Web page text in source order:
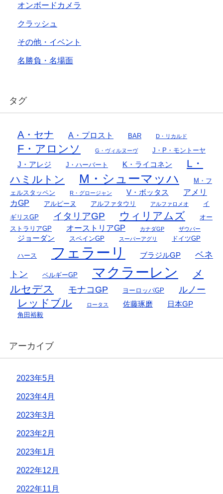
オンボードカメラ
クラッシュ
その他・イベント
名勝負・名場面
タグ
A・セナ A・プロスト BAR D・リカルド
F・アロンソ G・ヴィルヌーヴ J・P・モントーヤ
J・アレジ J・ハーバート K・ライコネン
L・
ハミルトン
M・シューマッハ
M・フ
ェルスタッペン
R・グロージャン V・ボッタス
アメリ
カGP
アルピーヌ アルファタウリ アルファロメオ
イ
ギリスGP
イタリアGP ウィリアムズ
オー
ストラリアGP
オーストリアGP カナダGP ザウバー
ジョーダン スペインGP スーパーアグリ ドイツGP
ハース フェラーリ ブラジルGP
ベネ
トン
ベルギーGP マクラーレン
メ
ルセデス
モナコGP ヨーロッパGP ルノー
レッドブル ロータス 佐藤琢磨 日本GP
角田裕毅
アーカイブ
2023年5月
2023年4月
2023年3月
2023年2月
2023年1月
2022年12月
2022年11月